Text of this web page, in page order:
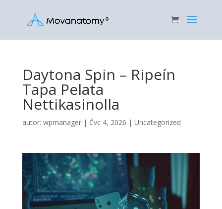
Daytona Spin – Ripeín
Tapa Pelata
Nettikasinolla
autor: wpmanager| Čvc 4, 2026 | Uncategorized